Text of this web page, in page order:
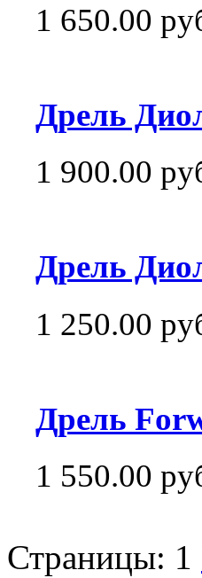
1 650.00
Дрель
1 900.00
Дрель
1 250.00
Дрель
1 550.00
Страницы: 1